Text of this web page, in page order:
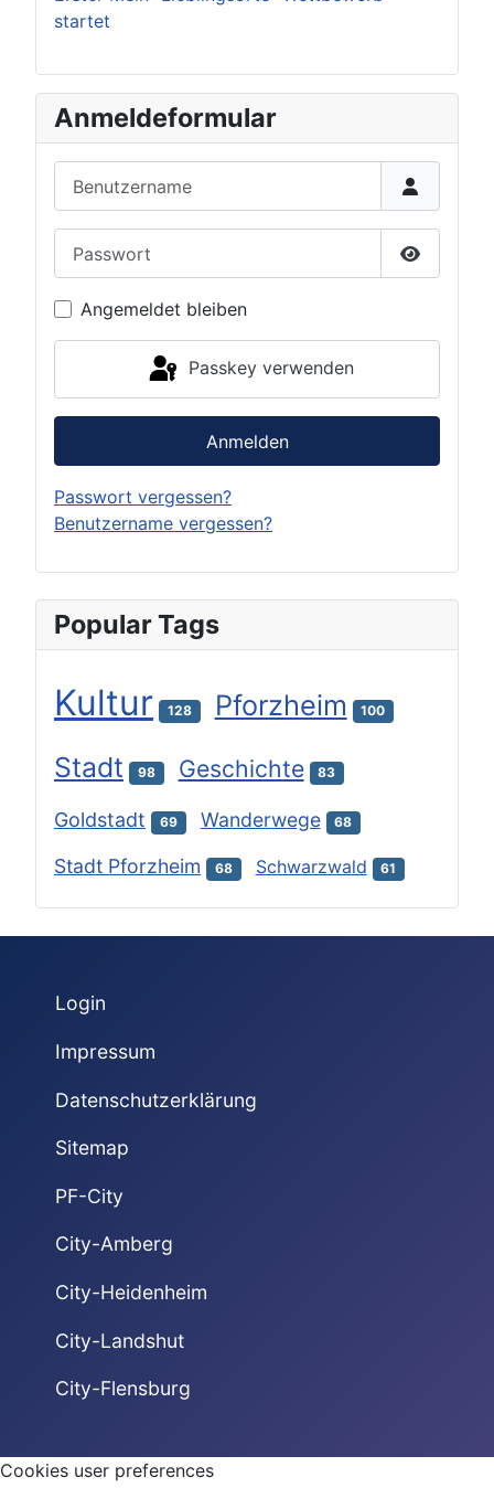
startet
Anmeldeformular
Passwort
Angemeldet bleiben
Passkey verwenden
Anmelden
Passwort vergessen?
Benutzername vergessen?
Popular Tags
Kultur 128 Pforzheim 100
Stadt 98 Geschichte 83
Goldstadt 69 Wanderwege 68
Stadt Pforzheim 68 Schwarzwald 61
Login
Impressum
Datenschutzerklärung
Sitemap
PF-City
City-Amberg
City-Heidenheim
City-Landshut
City-Flensburg
Cookies user preferences